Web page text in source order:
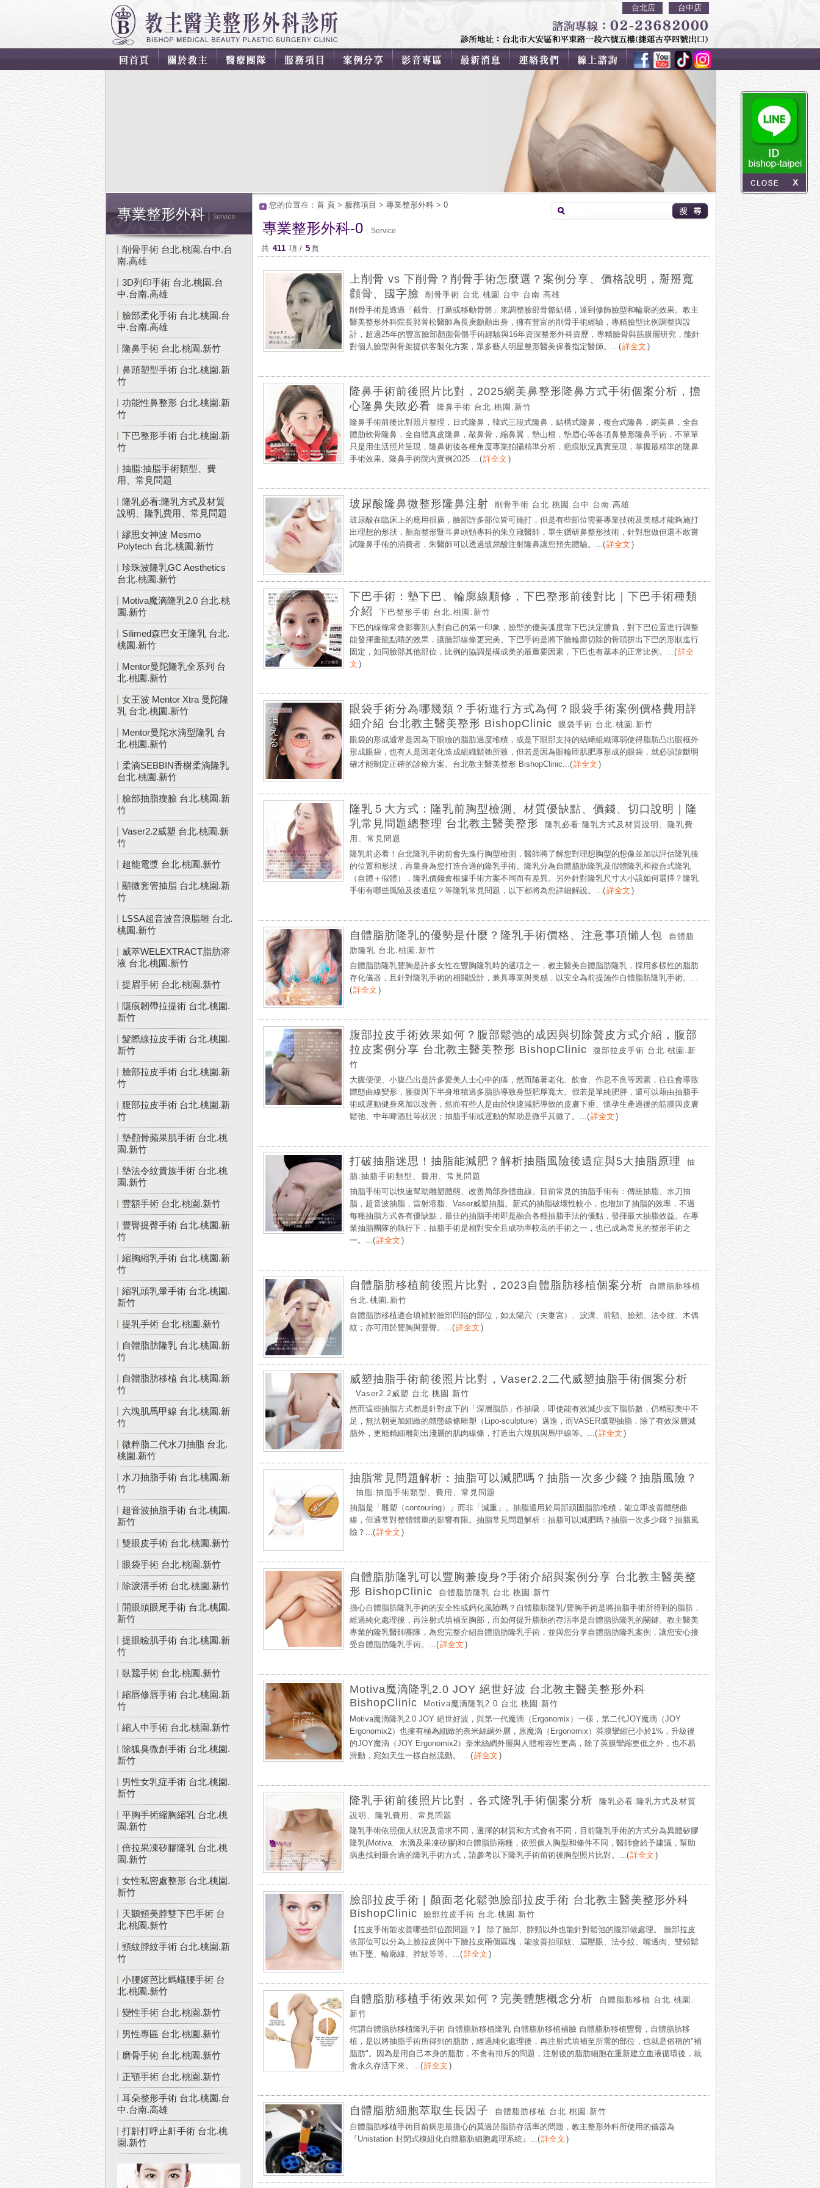
台北店 台中店
專業整形外科 Service
削骨手術 台北.桃園.台中.台
南.高雄
3D列印手術 台北.桃園.台
中.台南.高雄
臉部柔化手術 台北.桃園.台
中.台南.高雄
隆鼻手術 台北.桃園.新竹
鼻頭塑型手術 台北.桃園.新
竹
功能性鼻整形 台北.桃園.新
竹
下巴整形手術 台北.桃園.新
竹
抽脂:抽脂手術類型、費
用、常見問題
隆乳必看:隆乳方式及材質
說明、隆乳費用、常見問題
繆思女神波 Mesmo
Polytech 台北.桃園.新竹
珍珠波隆乳GC Aesthetics
台北.桃園.新竹
Motiva魔滴隆乳2.0 台北.桃
園.新竹
Silimed森巴女王隆乳 台北.
桃園.新竹
Mentor曼陀隆乳全系列 台
北.桃園.新竹
女王波 Mentor Xtra 曼陀隆
乳 台北.桃園.新竹
Mentor曼陀水滴型隆乳 台
北.桃園.新竹
柔滴SEBBIN香榭柔滴隆乳
台北.桃園.新竹
臉部抽脂瘦臉 台北.桃園.新
竹
Vaser2.2威塑 台北.桃園.新
竹
超能電漿 台北.桃園.新竹
顯微套管抽脂 台北.桃園.新
竹
LSSA超音波音浪脂雕 台北.
桃園.新竹
威萃WELEXTRACT脂肪溶
液 台北.桃園.新竹
提眉手術 台北.桃園.新竹
隱痕韌帶拉提術 台北.桃園.
新竹
髮際線拉皮手術 台北.桃園.
新竹
臉部拉皮手術 台北.桃園.新
竹
腹部拉皮手術 台北.桃園.新
竹
墊顴骨蘋果肌手術 台北.桃
園.新竹
墊法令紋貴族手術 台北.桃
園.新竹
豐額手術 台北.桃園.新竹
豐臀提臀手術 台北.桃園.新
竹
縮胸縮乳手術 台北.桃園.新
竹
縮乳頭乳暈手術 台北.桃園.
新竹
提乳手術 台北.桃園.新竹
自體脂肪隆乳 台北.桃園.新
竹
自體脂肪移植 台北.桃園.新
竹
六塊肌馬甲線 台北.桃園.新
竹
微粹脂二代水刀抽脂 台北.
桃園.新竹
水刀抽脂手術 台北.桃園.新
竹
超音波抽脂手術 台北.桃園.
新竹
雙眼皮手術 台北.桃園.新竹
眼袋手術 台北.桃園.新竹
除淚溝手術 台北.桃園.新竹
開眼頭眼尾手術 台北.桃園.
新竹
提眼瞼肌手術 台北.桃園.新
竹
臥蠶手術 台北.桃園.新竹
縮唇修唇手術 台北.桃園.新
竹
縮人中手術 台北.桃園.新竹
除狐臭微創手術 台北.桃園.
新竹
男性女乳症手術 台北.桃園.
新竹
平胸手術縮胸縮乳 台北.桃
園.新竹
倍拉果凍矽膠隆乳 台北.桃
園.新竹
女性私密處整形 台北.桃園.
新竹
天鵝頸美脖雙下巴手術 台
北.桃園.新竹
頸紋脖紋手術 台北.桃園.新
竹
小腰姬芭比螞蟻腰手術 台
北.桃園.新竹
變性手術 台北.桃園.新竹
男性專區 台北.桃園.新竹
磨骨手術 台北.桃園.新竹
正顎手術 台北.桃園.新竹
耳朵整形手術 台北.桃園.台
中.台南.高雄
打鼾打呼止鼾手術 台北.桃
園.新竹
您的位置在： 首 頁 > 服務項目 > 專業整形外科 > 0
專業整形外科-0 Service
共 411 項 / 5頁
上削骨 vs 下削骨？削骨手術怎麼選？案例分享、價格說明，掰掰寬
顴骨、國字臉
削骨手術 台北.桃園.台中.台南.高雄
削骨手術是透過「截骨、打磨或移動骨骼」來調整臉部骨骼結構，達到修飾臉型和輪廓的效果。教主
醫美整形外科院長郭菁松醫師為長庚顱顏出身，擁有豐富的削骨手術經驗，專精臉型比例調整與設
計，超過25年的豐富臉部顏面骨骼手術經驗與16年資深整形外科資歷，專精臉骨與筋膜層研究，能針
對個人臉型與骨架提供客製化方案，眾多藝人明星整形醫美保養指定醫師。...(詳全文 )
隆鼻手術前後照片比對，2025網美鼻整形隆鼻方式手術個案分析，擔
心隆鼻失敗必看
隆鼻手術 台北.桃園.新竹
隆鼻手術前後比對照片整理，日式隆鼻，韓式三段式隆鼻，結構式隆鼻，複合式隆鼻，網美鼻，全自
體肋軟骨隆鼻，全自體真皮隆鼻，敲鼻骨，縮鼻翼，墊山根，墊眉心等各項鼻整形隆鼻手術，不單單
只是用生活照片呈現，隆鼻術後各種角度專業拍攝精準分析，疤痕狀況真實呈現，掌握最精準的隆鼻
手術效果。隆鼻手術院內實例2025 ...(詳全文 )
玻尿酸隆鼻微整形隆鼻注射
削骨手術 台北.桃園.台中.台南.高雄
玻尿酸在臨床上的應用很廣，臉部許多部位皆可施打，但是有些部位需要專業技術及美感才能夠施打
出理想的形狀，顏面整形暨耳鼻頭頸專科的朱立箴醫師，畢生鑽研鼻整形技術，針對想做但還不敢嘗
試隆鼻手術的消費者，朱醫師可以透過玻尿酸注射隆鼻讓您預先體驗。...(詳全文 )
下巴手術：墊下巴、輪廓線順修，下巴整形前後對比｜下巴手術種類
介紹
下巴整形手術 台北.桃園.新竹
下巴的線條常會影響別人對自己的第一印象，臉型的優美弧度靠下巴決定勝負，對下巴位置進行調整
能發揮畫龍點睛的效果，讓臉部線條更完美。下巴手術是將下臉輪廓切除的骨頭拼出下巴的形狀進行
固定，如同臉部其他部位，比例的協調是構成美的最重要因素，下巴也有基本的正常比例。... (詳全
文 )
眼袋手術分為哪幾類？手術進行方式為何？眼袋手術案例價格費用詳
細介紹 台北教主醫美整形 BishopClinic
眼袋手術 台北.桃園.新竹
眼袋的形成通常是因為下眼瞼的脂肪過度堆積，或是下眼部支持的結締組織薄弱使得脂肪凸出眼框外
形成眼袋，也有人是因老化造成組織鬆弛所致，但若是因為眼輪匝肌肥厚形成的眼袋，就必須診斷明
確才能制定正確的診療方案。台北教主醫美整形 BishopClinic... (詳全文 )
隆乳５大方式：隆乳前胸型檢測、材質優缺點、價錢、切口說明｜隆
乳常見問題總整理 台北教主醫美整形
隆乳必看:隆乳方式及材質說明、隆乳費
用、常見問題
隆乳前必看！台北隆乳手術前會先進行胸型檢測，醫師將了解您對理想胸型的想像並加以評估隆乳後
的位置和形狀，再量身為您打造合適的隆乳手術。隆乳分為自體脂肪隆乳及假體隆乳和複合式隆乳
（自體＋假體），隆乳價錢會根據手術方案不同而有差異。另外針對隆乳尺寸大小該如何選擇？隆乳
手術有哪些風險及後遺症？等隆乳常見問題，以下都將為您詳細解說。... (詳全文 )
自體脂肪隆乳的優勢是什麼？隆乳手術價格、注意事項懶人包
自體脂
肪隆乳 台北.桃園.新竹
自體脂肪隆乳豐胸是許多女性在豐胸隆乳時的選項之一，教主醫美自體脂肪隆乳，採用多樣性的脂肪
存化儀器，且針對隆乳手術的相關設計，兼具專業與美感，以安全為前提施作自體脂肪隆乳手術。...
(詳全文 )
腹部拉皮手術效果如何？腹部鬆弛的成因與切除贅皮方式介紹，腹部
拉皮案例分享 台北教主醫美整形 BishopClinic
腹部拉皮手術 台北.桃園.新
竹
大腹便便、小腹凸出是許多愛美人士心中的痛，然而隨著老化、飲食、作息不良等因素，往往會導致
體態曲線變形，腰腹與下半身堆積過多脂肪導致身型肥厚寬大。假若是單純肥胖，還可以藉由抽脂手
術或運動健身來加以改善，然而有些人是由於快速減肥導致的皮膚下垂、懷孕生產過後的筋膜與皮膚
鬆弛、中年啤酒肚等狀況；抽脂手術或運動的幫助是微乎其微了。... (詳全文 )
打破抽脂迷思！抽脂能減肥？解析抽脂風險後遺症與5大抽脂原理
抽
脂:抽脂手術類型、費用、常見問題
抽脂手術可以快速幫助雕塑體態、改善局部身體曲線。目前常見的抽脂手術有：傳統抽脂、水刀抽
脂，超音波抽脂，雷射溶脂、Vaser威塑抽脂。新式的抽脂破壞性較小，也增加了抽脂的效率，不過
每種抽脂方式各有優缺點，最佳的抽脂手術即是融合各種抽脂手法的優點，發揮最大抽脂效益。在專
業抽脂團隊的執行下，抽脂手術是相對安全且成功率較高的手術之一，也已成為常見的整形手術之
一。... (詳全文 )
自體脂肪移植前後照片比對，2023自體脂肪移植個案分析
自體脂肪移植
台北.桃園.新竹
自體脂肪移植適合填補於臉部凹陷的部位，如太陽穴（夫妻宮）、淚溝、前額、臉頰、法令紋、木偶
紋；亦可用於豐胸與豐臀。... (詳全文 )
威塑抽脂手術前後照片比對，Vaser2.2二代威塑抽脂手術個案分析
Vaser2.2威塑 台北.桃園.新竹
然而這些抽脂方式都是針對皮下的「深層脂肪」作抽吸，即使能有效減少皮下脂肪數，仍稍顯美中不
足，無法朝更加細緻的體態線條雕塑（Lipo-sculpture）邁進，而VASER威塑抽脂，除了有效深層減
脂外，更能精細雕刻出淺層的肌肉線條，打造出六塊肌與馬甲線等。... (詳全文 )
抽脂常見問題解析：抽脂可以減肥嗎？抽脂一次多少錢？抽脂風險？
抽脂:抽脂手術類型、費用、常見問題
抽脂是「雕塑（contouring）」而非「減重」。抽脂適用於局部頑固脂肪堆積，能立即改善體態曲
線，但通常對整體體重的影響有限。抽脂常見問題解析：抽脂可以減肥嗎？抽脂一次多少錢？抽脂風
險？... (詳全文 )
自體脂肪隆乳可以豐胸兼瘦身?手術介紹與案例分享 台北教主醫美整
形 BishopClinic
自體脂肪隆乳 台北.桃園.新竹
擔心自體脂肪隆乳手術的安全性或鈣化風險嗎？自體脂肪隆乳/豐胸手術是將抽脂手術所得到的脂肪，
經過純化處理後，再注射式填補至胸部，而如何提升脂肪的存活率是自體脂肪隆乳的關鍵。教主醫美
專業的隆乳醫師團隊，為您完整介紹自體脂肪隆乳手術，並與您分享自體脂肪隆乳案例，讓您安心接
受自體脂肪隆乳手術。... (詳全文 )
Motiva魔滴隆乳2.0 JOY 絕世好波 台北教主醫美整形外科
BishopClinic
Motiva魔滴隆乳2.0 台北.桃園.新竹
Motiva魔滴隆乳2.0 JOY 絕世好波，與第一代魔滴（Ergonomix）一樣，第二代JOY魔滴（JOY
Ergonomix2）也擁有極為細緻的奈米絲綢外層，原魔滴（Ergonomix）莢膜攣縮已小於1%，升級後
的JOY魔滴（JOY Ergonomix2）奈米絲綢外層與人體相容性更高，除了莢膜攣縮更低之外，也不易
滑動，宛如天生一樣自然流動。 ... (詳全文 )
隆乳手術前後照片比對，各式隆乳手術個案分析
隆乳必看:隆乳方式及材質
說明、隆乳費用、常見問題
隆乳手術依照個人狀況及需求不同，選擇的材質和方式會有不同，目前隆乳手術的方式分為異體矽膠
隆乳(Motiva、水滴及果凍矽膠)和自體脂肪兩種，依照個人胸型和條件不同，醫師會給予建議，幫助
病患找到最合適的隆乳手術方式，請參考以下隆乳手術前術後胸型照片比對。... (詳全文 )
臉部拉皮手術 | 顏面老化鬆弛臉部拉皮手術 台北教主醫美整形外科
BishopClinic
臉部拉皮手術 台北.桃園.新竹
【拉皮手術能改善哪些部位跟問題？】 除了臉部、脖頸以外也能針對鬆弛的腹部做處理。 臉部拉皮
依部位可以分為上臉拉皮與中下臉拉皮兩個區塊，能改善抬頭紋、眉壓眼、法令紋、嘴邊肉、雙頰鬆
弛下墜、輪廓線、脖紋等等。... (詳全文 )
自體脂肪移植手術效果如何？完美體態概念分析
自體脂肪移植 台北.桃園.
新竹
何謂自體脂肪移植隆乳手術 自體脂肪移植隆乳 自體脂肪移植補臉 自體脂肪移植豐臀，自體脂肪移
植，是以將抽脂手術所得到的脂肪，經過純化處理後，再注射式填補至所需的部位，也就是俗稱的"補
脂肪"。因為是用自己本身的脂肪，不會有排斥的問題，注射後的脂肪細胞在重新建立血液循環後，就
會永久存活下來。... (詳全文 )
自體脂肪細胞萃取生長因子
自體脂肪移植 台北.桃園.新竹
自體脂肪移植手術目前病患最擔心的莫過於脂肪存活率的問題，教主整形外科所使用的儀器為
『Unistation 封閉式模組化自體脂肪細胞處理系統』... (詳全文 )